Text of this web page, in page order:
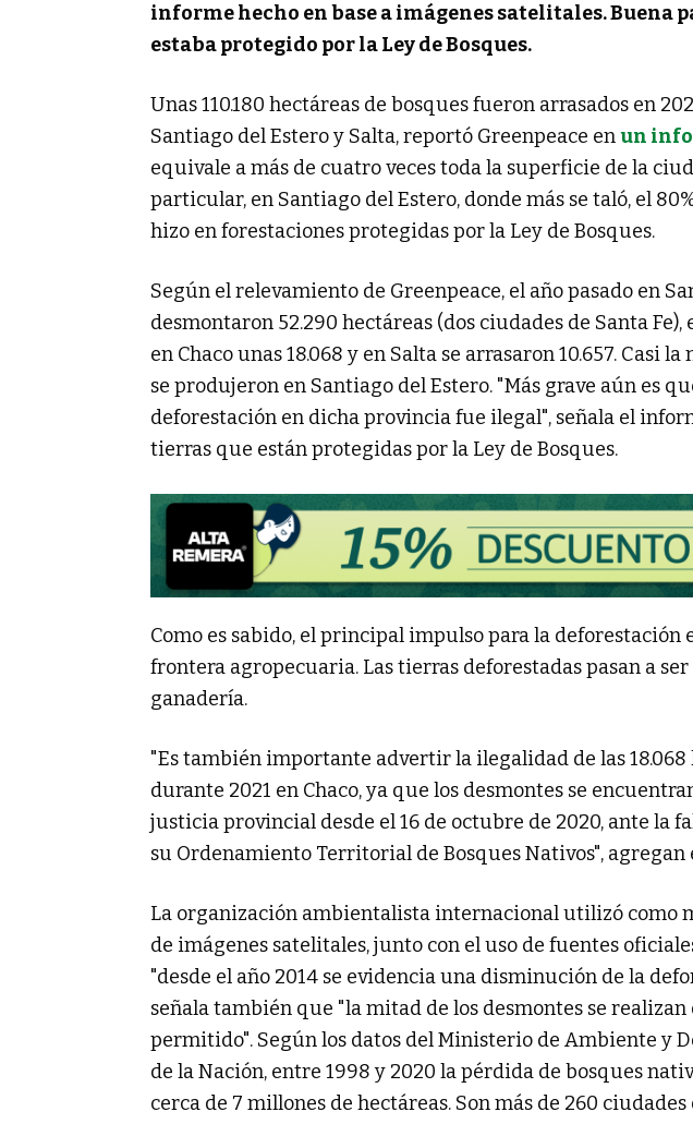
informe hecho en base a imágenes satelitales. Buena
estaba protegido por la Ley de Bosques.
Unas 110.180 hectáreas de bosques fueron arrasados en
Santiago del Estero y Salta, reportó Greenpeace enun
equivale a más de cuatro veces toda la superficie de la
particular, en Santiago del Estero, donde más se taló, el
hizo en forestaciones protegidas por la Ley de Bosques.
Según el relevamiento de Greenpeace, el año pasado en
desmontaron 52.290 hectáreas (dos ciudades de Santa Fe),
en Chaco unas 18.068 y en Salta se arrasaron 10.657. Casi
se produjeron en Santiago del Estero. "Más grave aún es
deforestación en dicha provincia fue ilegal", señala el
tierras que están protegidas por la Ley de Bosques.
Como es sabido, el principal impulso para la deforestación
frontera agropecuaria. Las tierras deforestadas pasan a
ganadería.
"Es también importante advertir la ilegalidad de las 18.068
durante 2021 en Chaco, ya que los desmontes se
justicia provincial desde el 16 de octubre de 2020, ante la
su Ordenamiento Territorial de Bosques Nativos", agregan
La organización ambientalista internacional utilizó como
de imágenes satelitales, junto con el uso de fuentes
"desde el año 2014 se evidencia una disminución de la
señala también que "la mitad de los desmontes se realizan
permitido". Según los datos del Ministerio de Ambiente y
de la Nación, entre 1998 y 2020 la pérdida de bosques
cerca de 7 millones de hectáreas. Son más de 260 ciudades